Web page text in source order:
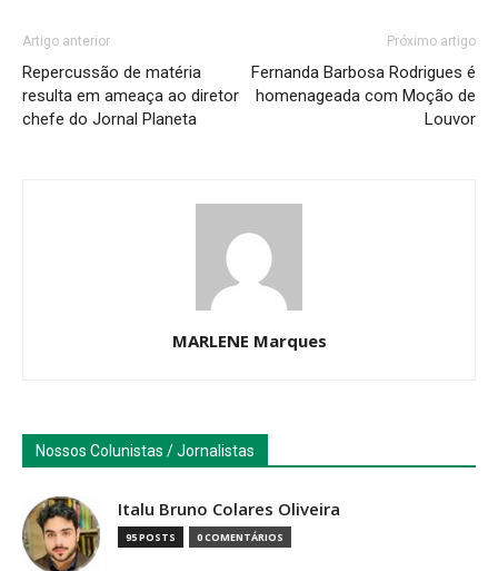
Artigo anterior
Repercussão de matéria
resulta em ameaça ao diretor
chefe do Jornal Planeta
Próximo artigo
Fernanda Barbosa Rodrigues é
homenageada com Moção de
Louvor
MARLENE Marques
Nossos Colunistas / Jornalistas
Italu Bruno Colares Oliveira
95 POSTS 0 COMENTÁRIOS